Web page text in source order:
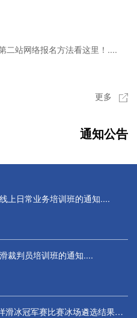
二站网络报名方法看这里！....
更多
通知公告
上日常业务培训班的通知....
裁判员培训班的通知....
滑冰冠军赛比赛冰场遴选结果公